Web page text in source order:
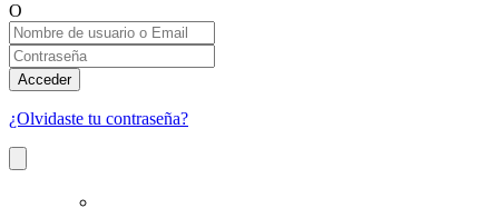
O
Acceder
¿Olvidaste tu contraseña?